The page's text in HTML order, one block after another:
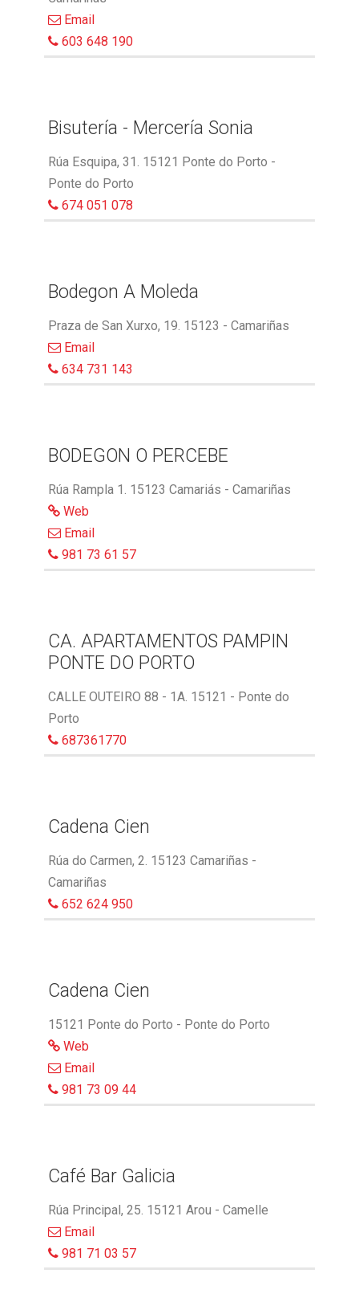
Email
603 648 190
Bisutería - Mercería Sonia
Rúa Esquipa, 31. 15121 Ponte do Porto -
Ponte do Porto
674 051 078
Bodegon A Moleda
Praza de San Xurxo, 19. 15123 - Camariñas
Email
634 731 143
BODEGON O PERCEBE
Rúa Rampla 1. 15123 Camariás - Camariñas
Web
Email
981 73 61 57
CA. APARTAMENTOS PAMPIN
PONTE DO PORTO
CALLE OUTEIRO 88 - 1A. 15121 - Ponte do
Porto
687361770
Cadena Cien
Rúa do Carmen, 2. 15123 Camariñas -
Camariñas
652 624 950
Cadena Cien
15121 Ponte do Porto - Ponte do Porto
Web
Email
981 73 09 44
Café Bar Galicia
Rúa Principal, 25. 15121 Arou - Camelle
Email
981 71 03 57